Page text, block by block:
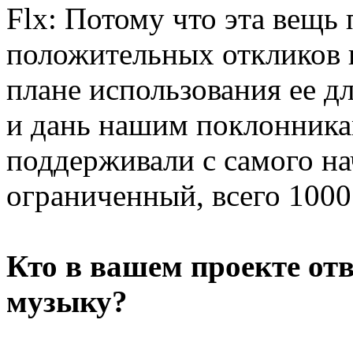
Flx: Потому что эта вещь
положительных
плане использования ее
и дань нашим
поддерживали с самого
ограниченный, всего
Кто в вашем проекте
музыку?